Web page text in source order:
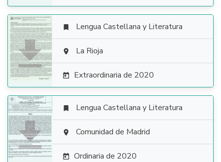

 Lengua Castellana y Literatura
 La Rioja
 Extraordinaria de 2020

 Lengua Castellana y Literatura
 Comunidad de Madrid
 Ordinaria de 2020